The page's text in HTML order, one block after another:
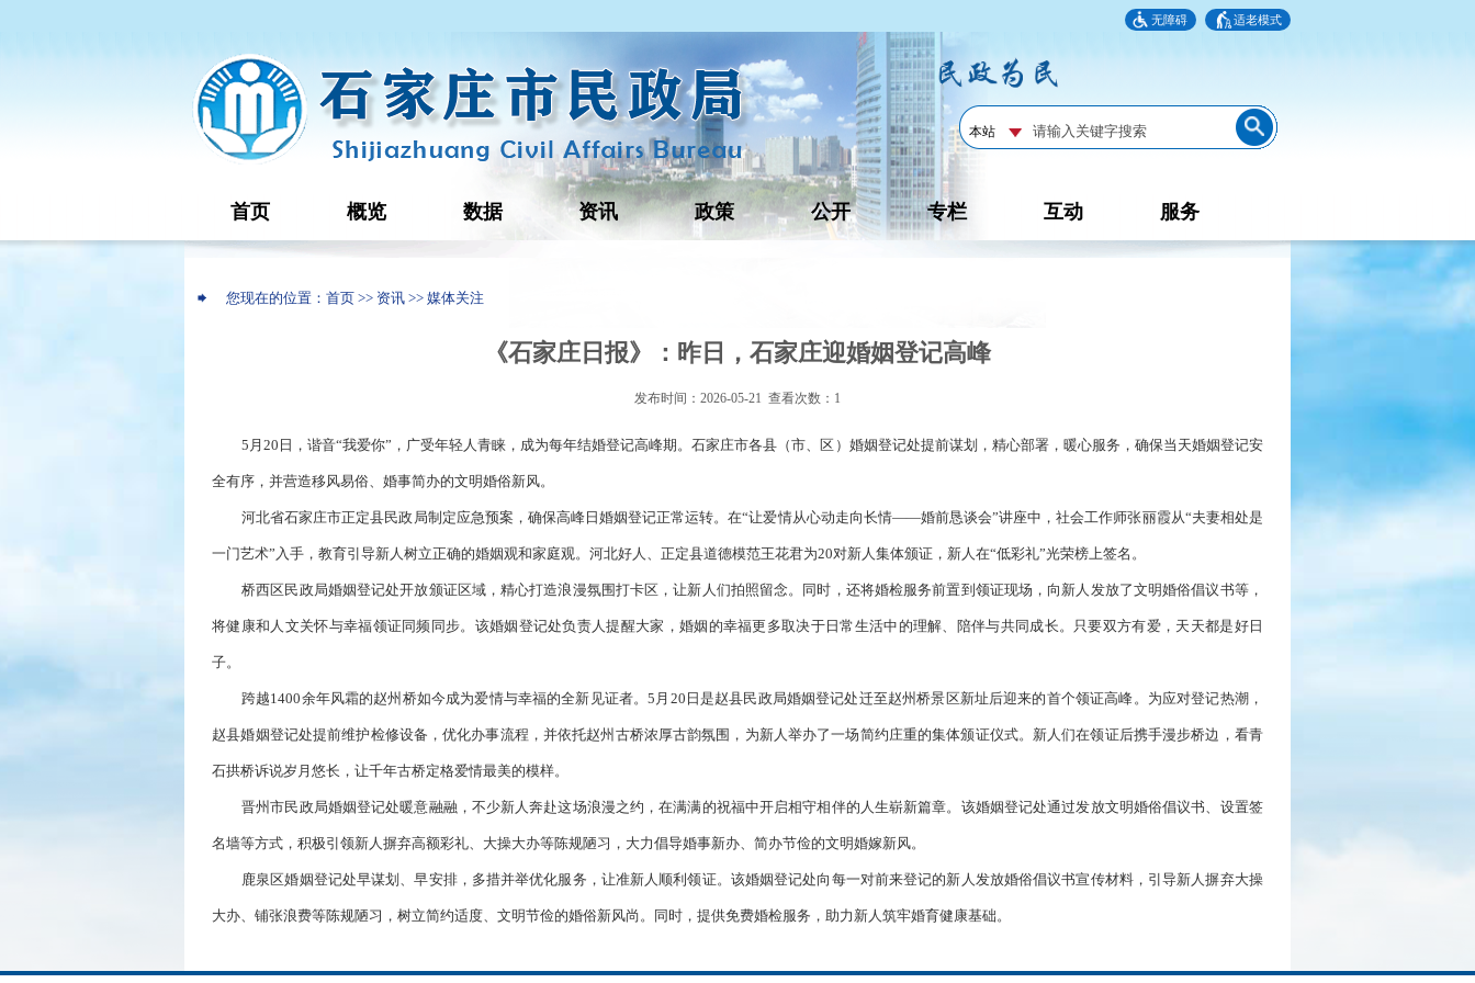
无障碍 适老模式
首页 概览 数据 资讯 政策 公开 专栏 互动 服务
您现在的位置：首页 >> 资讯 >> 媒体关注
《石家庄日报》：昨日，石家庄迎婚姻登记高峰
发布时间：2026-05-21 查看次数： 1
5月20日，谐音“我爱你”，广受年轻人青睐，成为每年结婚登记高峰期。石家庄市各县（市、区）婚姻登记处提前谋划，精心部署，暖心服务，确保当天婚姻登记安
全有序，并营造移风易俗、婚事简办的文明婚俗新风。
河北省石家庄市正定县民政局制定应急预案，确保高峰日婚姻登记正常运转。在“让爱情从心动走向长情——婚前恳谈会”讲座中，社会工作师张丽霞从“夫妻相处是
一门艺术”入手，教育引导新人树立正确的婚姻观和家庭观。河北好人、正定县道德模范王花君为20对新人集体颁证，新人在“低彩礼”光荣榜上签名。
桥西区民政局婚姻登记处开放颁证区域，精心打造浪漫氛围打卡区，让新人们拍照留念。同时，还将婚检服务前置到领证现场，向新人发放了文明婚俗倡议书等，
将健康和人文关怀与幸福领证同频同步。该婚姻登记处负责人提醒大家，婚姻的幸福更多取决于日常生活中的理解、陪伴与共同成长。只要双方有爱，天天都是好日
子。
跨越1400余年风霜的赵州桥如今成为爱情与幸福的全新见证者。5月20日是赵县民政局婚姻登记处迁至赵州桥景区新址后迎来的首个领证高峰。为应对登记热潮，
赵县婚姻登记处提前维护检修设备，优化办事流程，并依托赵州古桥浓厚古韵氛围，为新人举办了一场简约庄重的集体颁证仪式。新人们在领证后携手漫步桥边，看青
石拱桥诉说岁月悠长，让千年古桥定格爱情最美的模样。
晋州市民政局婚姻登记处暖意融融，不少新人奔赴这场浪漫之约，在满满的祝福中开启相守相伴的人生崭新篇章。该婚姻登记处通过发放文明婚俗倡议书、设置签
名墙等方式，积极引领新人摒弃高额彩礼、大操大办等陈规陋习，大力倡导婚事新办、简办节俭的文明婚嫁新风。
鹿泉区婚姻登记处早谋划、早安排，多措并举优化服务，让准新人顺利领证。该婚姻登记处向每一对前来登记的新人发放婚俗倡议书宣传材料，引导新人摒弃大操
大办、铺张浪费等陈规陋习，树立简约适度、文明节俭的婚俗新风尚。同时，提供免费婚检服务，助力新人筑牢婚育健康基础。